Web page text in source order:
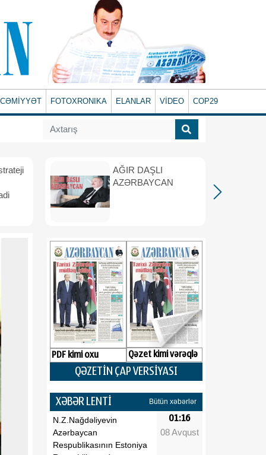
CƏMİYYƏT FOTOXRONIKA ELANLAR VİDEO COP29
AĞIR DAŞLI
AZƏRBAYCAN
PDF kimi oxu Qəzet kimi vərəqlə
QƏZETİN ÇAP VERSİYASI
XƏBƏR LENTİ Bütün xəbərlər
N.Z.Nağdəliyevin
Azərbaycan
Respublikasının Estoniya
01:16
08 Avqust